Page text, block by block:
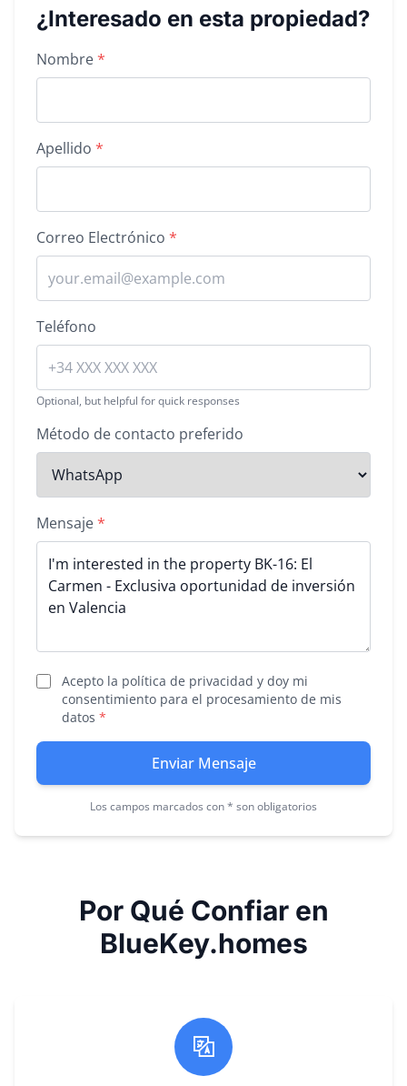
¿Interesado en esta propiedad?
Property inquiry form
Nombre*
Apellido *
Correo Electrónico *
Teléfono
Optional, but helpful for quick responses
Método de contacto preferido
Mensaje*
Acepto la política de privacidad y doy mi
consentimiento para el procesamiento de mis
datos *
Enviar Mensaje
Los campos marcados con * son obligatorios
Por Qué Confiar en
BlueKey.homes